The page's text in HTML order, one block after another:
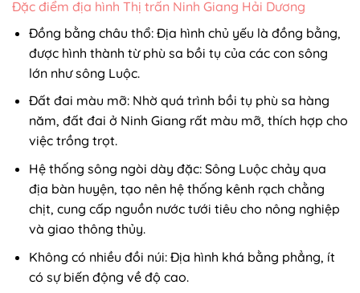
địa bàn huyện, tạo nên hệ thống kênh rạch chằng
chịt, cung cấp nguồn nước tưới tiêu cho nông nghiệp
và giao thông thủy.
Không có nhiều đồi núi: Địa hình khá bằng phẳng, ít
có sự biến động về độ cao.
Địa hình bằng phẳng, đất đai màu mỡ là những lợi thế
lớn của thị trấn Ninh Giang, tạo điều kiện thuận lợi cho
phát triển kinh tế – xã hội.
Địa lý và địa hình Thị trấn Ninh Giang Hải Dương